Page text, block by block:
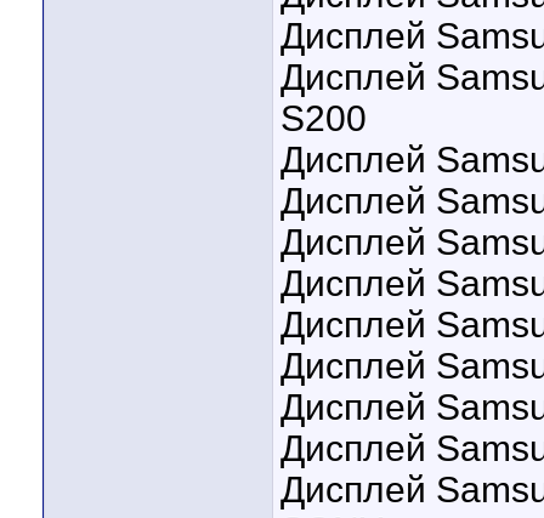
Дисплей
Дисплей
S200
Дисплей
Дисплей
Дисплей
Дисплей
Дисплей
Дисплей
Дисплей
Дисплей
Дисплей